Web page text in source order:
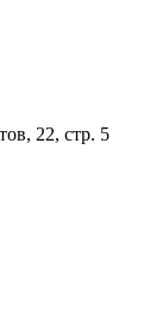
22, стр. 5